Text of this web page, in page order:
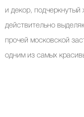
и декор,
действительно
прочей московской
одним из самых